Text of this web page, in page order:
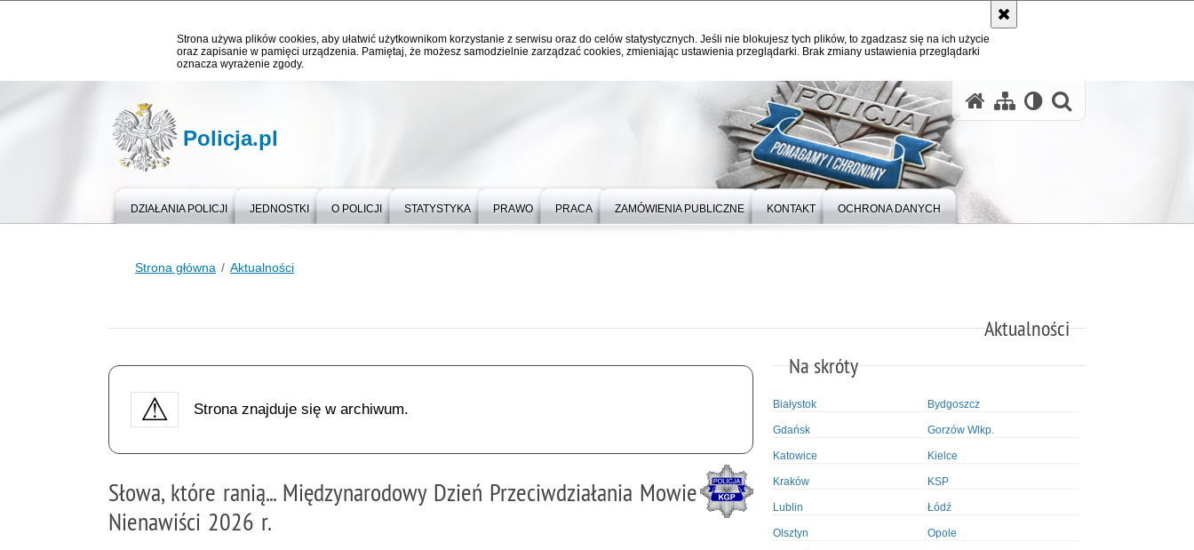
Strona używa plików cookies, aby ułatwić użytkownikom korzystanie z serwisu oraz do celów statystycznych. Jeśli nie blokujesz tych plików, to zgadzasz się na ich użycie
oraz zapisanie w pamięci urządzenia. Pamiętaj, że możesz samodzielnie zarządzać cookies, zmieniając ustawienia przeglądarki. Brak zmiany ustawienia przeglądarki
oznacza wyrażenie zgody.
Policja.pl
DZIAŁANIA POLICJI JEDNOSTKI O POLICJI STATYSTYKA PRAWO PRACA ZAMÓWIENIA PUBLICZNE KONTAKT OCHRONA DANYCH
Strona główna Aktualności
Aktualności
Strona znajduje się w archiwum.
Słowa, które ranią... Międzynarodowy Dzień Przeciwdziałania Mowie
Nienawiści 2026 r.
Na skróty
Białystok Bydgoszcz
Gdańsk Gorzów Wlkp.
Katowice Kielce
Kraków KSP
Lublin Łódź
Olsztyn Opole